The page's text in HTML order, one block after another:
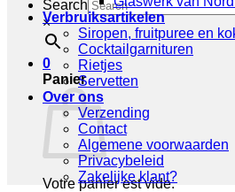
Search
×
0
Panier
Votre panier est vide.
Verbruiksartikelen
Siropen, fruitpuree en
Cocktailgarnituren
Rietjes
Servetten
Over ons
Verzending
Contact
Algemene voorwaarden
Privacybeleid
Zakelijke klant?